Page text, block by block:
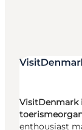
VisitDenmark
enthousiast